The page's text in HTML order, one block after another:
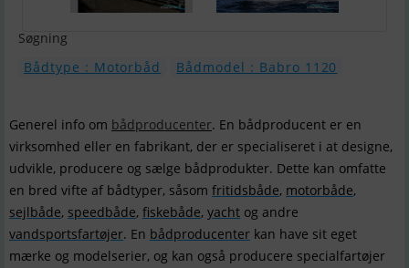
Søgning
Bådtype : Motorbåd
Bådmodel : Babro 1120
Generel info om bådproducenter. En bådproducent er en
virksomhed eller en fabrikant, der er specialiseret i at designe,
udvikle, producere og sælge bådprodukter. Dette kan omfatte
en bred vifte af bådtyper, såsom fritidsbåde, motorbåde,
sejlbåde, speedbåde, fiskebåde, yacht og andre
vandsportsfartøjer. En bådproducenter kan have sit eget
mærke og modelserier, og kan også producere specialfartøjer